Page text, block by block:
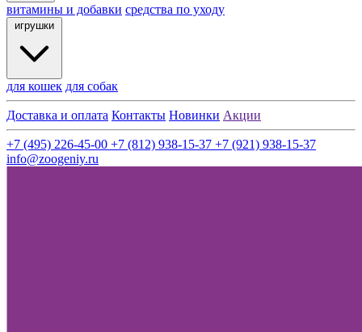
витамины и добавки средства по уходу
игрушки
для кошек для собак
Доставка и оплата Контакты Новинки Акции
+7 (495) 226-45-00 +7 (812) 938-15-37 +7 (921) 938-15-37
info@zoogeniy.ru